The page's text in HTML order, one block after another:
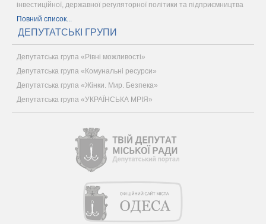
інвестиційної, державної регуляторної політики та підприємництва
Повний список...
ДЕПУТАТСЬКІ ГРУПИ
Депутатська група «Рівні можливості»
Депутатська група «Комунальні ресурси»
Депутатська група «Жінки. Мир. Безпека»
Депутатська група «УКРАЇНСЬКА МРІЯ»